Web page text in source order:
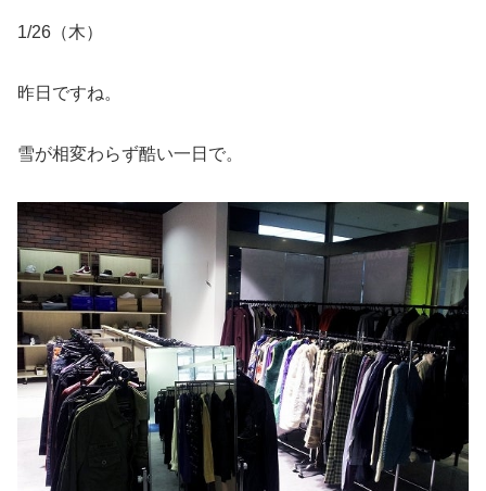
1/26（木）
昨日ですね。
雪が相変わらず酷い一日で。